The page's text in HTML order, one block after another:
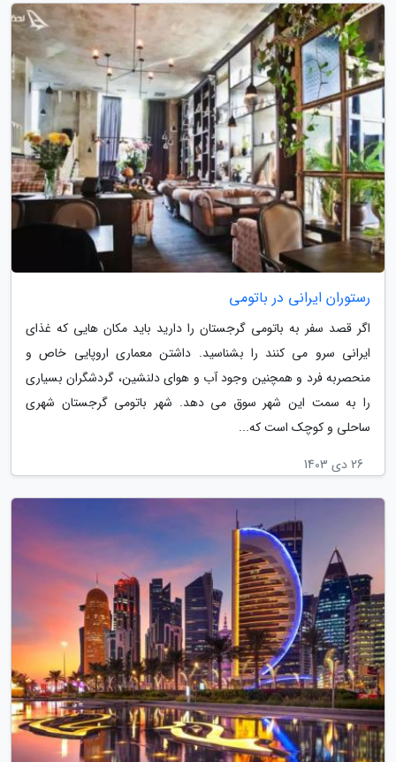
رستوران ایرانی در باتومی
اگر قصد سفر به باتومی گرجستان را دارید باید مکان هایی که غذای
ایرانی سرو می کنند را بشناسید. داشتن معماری اروپایی خاص و
منحصربه فرد و همچنین وجود آب و هوای دلنشین، گردشگران بسیاری
را به سمت این شهر سوق می دهد. شهر باتومی گرجستان شهری
ساحلی و کوچک است که...
26 دی 1403